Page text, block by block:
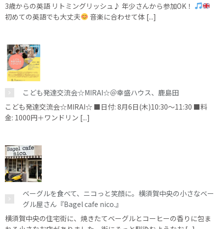
3歳からの英語 リトミングリッシュ♪ 年少さんから参加OK！
初めての英語でも大丈夫
音楽に合わせて体 [...]
こども発達交流会☆MIRAI☆＠幸盛ハウス、鹿島田
こども発達交流会☆MIRAI☆ ■日付: 8月6日(木)10:30～11:30 ■料
金: 1000円＋ワンドリン [...]
ベーグルを食べて、ニコっと笑顔に。横須賀中央の小さなベー
グル屋さん『Bagel cafe nico.』
横須賀中央の住宅街に、焼きたてベーグルとコーヒーの香りに包ま